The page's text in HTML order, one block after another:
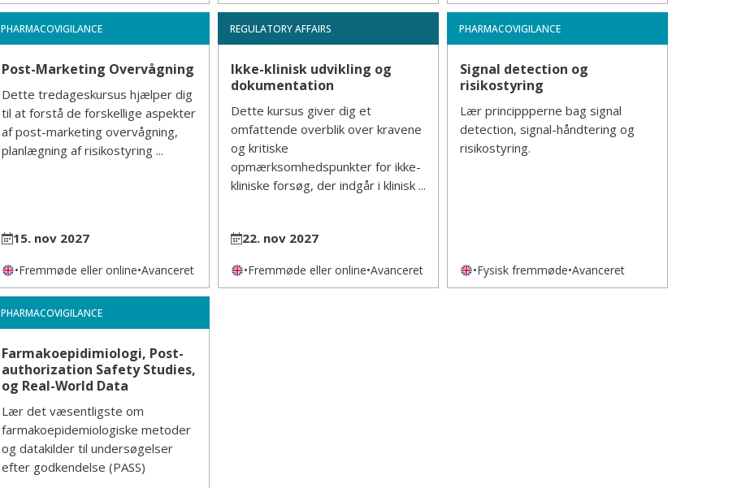
PHARMACOVIGILANCE
Post-Marketing Overvågning
Dette tredageskursus hjælper dig
til at forstå de forskellige aspekter
af post-marketing overvågning,
planlægning af risikostyring ...
15. nov 2027
•Fremmøde eller online•Avanceret
REGULATORY AFFAIRS
Ikke-klinisk udvikling og
dokumentation
Dette kursus giver dig et
omfattende overblik over kravene
og kritiske
opmærksomhedspunkter for ikke-
kliniske forsøg, der indgår i klinisk ...
22. nov 2027
•Fremmøde eller online•Avanceret
PHARMACOVIGILANCE
Signal detection og
risikostyring
Lær princippperne bag signal
detection, signal-håndtering og
risikostyring.
•Fysisk fremmøde•Avanceret
PHARMACOVIGILANCE
Farmakoepidimiologi, Post-
authorization Safety Studies,
og Real-World Data
Lær det væsentligste om
farmakoepidemiologiske metoder
og datakilder til undersøgelser
efter godkendelse (PASS)